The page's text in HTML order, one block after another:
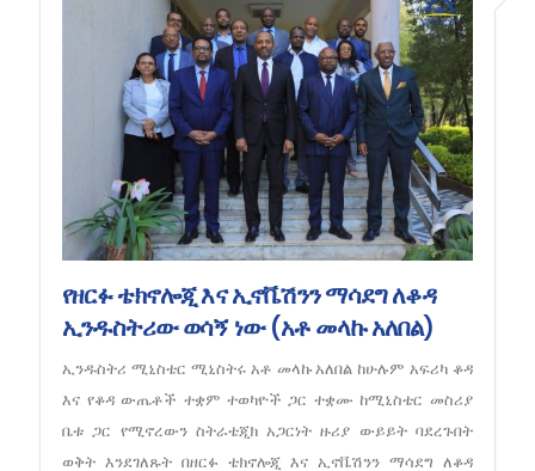
የዘርፉ ቴክኖሎጂ እና ኢኖቬሽንን ማሳደግ ለቆዳ
ኢንዱስትሪው ወሳኝ ነው (አቶ መላኩ አለበል)
ኢንዱስትሪ ሚኒስቴር ሚኒስትሩ አቶ መላኩ አለበል ከሁሉም አፍሪካ ቆዳ
እና የቆዳ ውጤቶች ተቋም ተወካዮች ጋር ተቋሙ ከሚኒስቴር መስሪያ
ቤቱ ጋር የሚኖረውን ስትራቴጂክ አጋርነት ዙሪያ ውይይት ባደረጉበት
ወቅት እንደገለጹት በዘርፉ ቴክኖሎጂ እና ኢኖቬሽንን ማሳደግ ለቆዳ